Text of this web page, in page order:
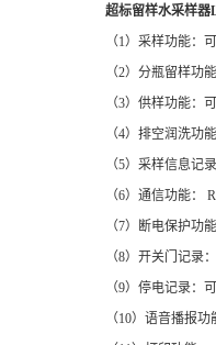
超标留样水采样器
（1）采样功能：可
（2）分瓶留样功能
（3）供样功能：可
（4）排空润洗功能
（5）采样信息记录
（6）通信功能：
（7）断电保护功能
（8）开关门记录：
（9）停电记录：可
（10）语音播报功